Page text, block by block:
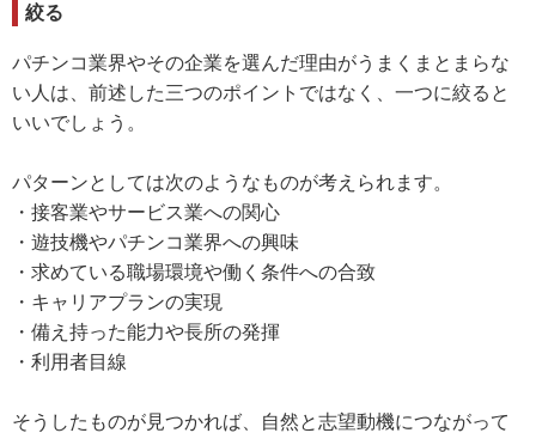
絞る
パチンコ業界やその企業を選んだ理由がうまくまとまらな
い人は、前述した三つのポイントではなく、一つに絞ると
いいでしょう。
パターンとしては次のようなものが考えられます。
・接客業やサービス業への関心
・遊技機やパチンコ業界への興味
・求めている職場環境や働く条件への合致
・キャリアプランの実現
・備え持った能力や長所の発揮
・利用者目線
そうしたものが見つかれば、自然と志望動機につながって